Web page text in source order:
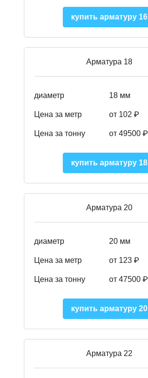
купить арматуру 16
Арматура 18
диаметр 18 мм
Цена за метр от 102 ₽
Цена за тонну от 49500 ₽
купить арматуру 18
Арматура 20
диаметр 20 мм
Цена за метр от 123 ₽
Цена за тонну от 47500 ₽
купить арматуру 20
Арматура 22